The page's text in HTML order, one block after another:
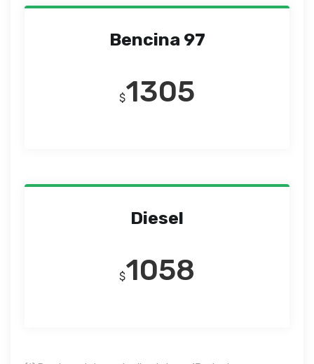
Bencina 97
$1305
Diesel
$1058